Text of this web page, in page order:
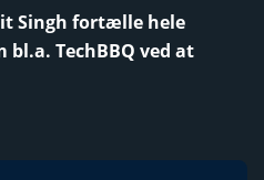
Singh fortælle hele
TechBBQ ved at